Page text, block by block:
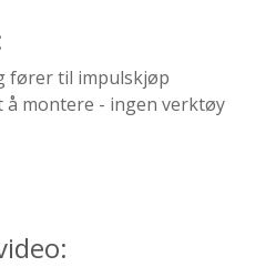
fører til impulskjøp
å montere - ingen verktøy